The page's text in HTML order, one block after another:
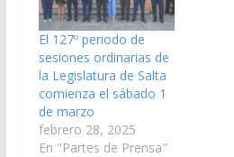
El 127º periodo de
sesiones ordinarias de
la Legislatura de Salta
comienza el sábado 1
de marzo
febrero 28, 2025
En "Partes de Prensa"